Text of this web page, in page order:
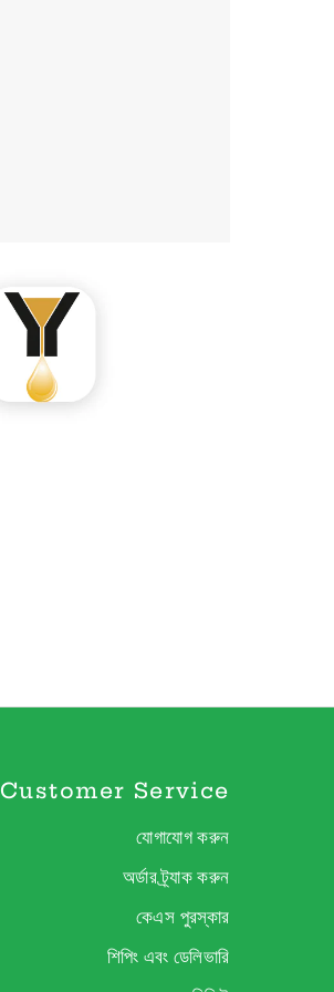
Customer Service
যোগাযোগ করুন
অর্ডার ট্র্যাক করুন
কেএস পুরস্কার
শিপিং এবং ডেলিভারি